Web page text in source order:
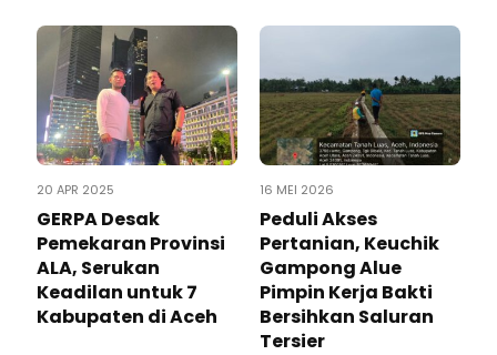
20 APR 2025
GERPA Desak
Pemekaran Provinsi
ALA, Serukan
Keadilan untuk 7
Kabupaten di Aceh
16 MEI 2026
Peduli Akses
Pertanian, Keuchik
Gampong Alue
Pimpin Kerja Bakti
Bersihkan Saluran
Tersier